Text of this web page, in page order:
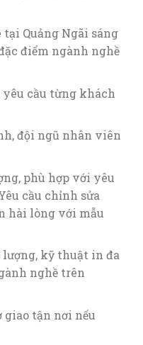
Quảng Ngãi sáng
điểm ngành nghề
cầu từng khách
đội ngũ nhân viên
phù hợp với yêu
cầu chỉnh sửa
hài lòng với mẫu
kỹ thuật in đa
nghề trên
giao tận nơi nếu